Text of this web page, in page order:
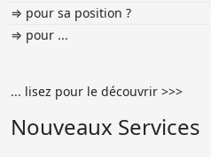
⇒ pour sa position ?
⇒ pour ...
... lisez pour le découvrir >>>
Nouveaux Services